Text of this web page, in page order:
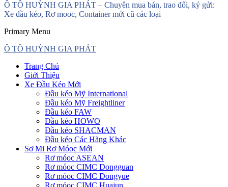
Ô TÔ HUỲNH GIA PHÁT – Chuyên mua bán, trao đổi, ký gửi:
Xe đầu kéo, Rơ mooc, Container mới cũ các loại
Primary Menu
Ô TÔ HUỲNH GIA PHÁT
Trang Chủ
Giới Thiệu
Xe Đầu Kéo Mới
Đầu kéo Mỹ International
Đầu kéo Mỹ Freightliner
Đầu kéo FAW
Đầu kéo HOWO
Đầu kéo SHACMAN
Đầu kéo Các Hãng Khác
Sơ Mi Rơ Móoc Mới
Rơ móoc ASEAN
Rơ móoc CIMC Dongguan
Rơ móoc CIMC Dongyue
Rơ móoc CIMC Huajun